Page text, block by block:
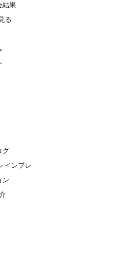
結果
る
グ
インプレ
ン